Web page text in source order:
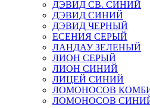
ДЭВИД СВ. СИНИЙ
ДЭВИД СИНИЙ
ДЭВИД ЧЕРНЫЙ
ЕСЕНИЯ СЕРЫЙ
ЛАНДАУ ЗЕЛЕНЫЙ
ЛИОН СЕРЫЙ
ЛИОН СИНИЙ
ЛИЦЕЙ СИНИЙ
ЛОМОНОСОВ
ЛОМОНОСОВ